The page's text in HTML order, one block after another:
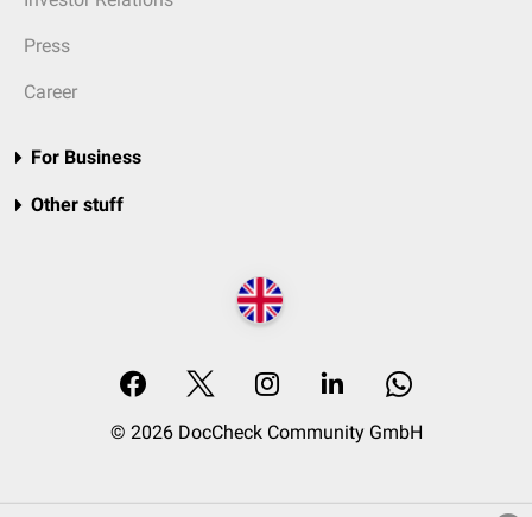
Press
Career
For Business
Other stuff
© 2026 DocCheck Community GmbH